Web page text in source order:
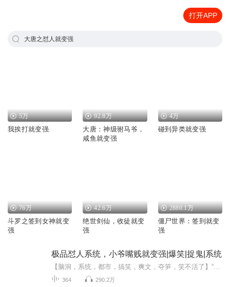
打开APP
大唐之怼人就变强
5万
我挨打就变强
92.8万
大唐：神级驸马爷，
咸鱼就变强
4万
碰到异类就变强
76万
斗罗之签到女神就变
强
42.6万
绝世剑仙，收徒就变
强
2880.1万
僵尸世界：签到就变
强
极品怼人系统，小爷嘴贱就变强|爆笑|捉鬼|系统
364 290.2万